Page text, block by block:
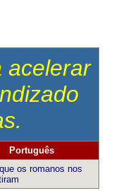
acelerar
Português
os romanos nos